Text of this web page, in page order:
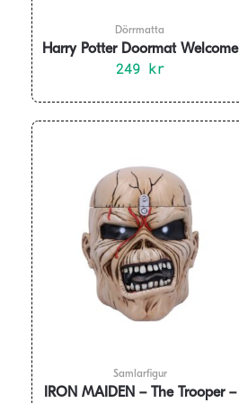
Dörrmatta
Harry Potter Doormat Welcome
to Hogwarts 40 x 60 cm
249 kr
Samlarfigur
IRON MAIDEN – The Trooper –